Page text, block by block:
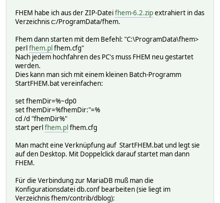
FHEM habe ich aus der ZIP-Dateifhem-6.2.zipextrahiert in das
Verzeichnis c:/ProgramData/fhem.
Fhem dann starten mit dem Befehl: "C:\ProgramData\fhem>
perlfhem.plfhem.cfg"
Nach jedem hochfahren des PC's muss FHEM neu gestartet
werden.
Dies kann man sich mit einem kleinen Batch-Programm
StartFHEM.bat vereinfachen:
set fhemDir=%~dp0
set fhemDir=%fhemDir:"=%
cd /d "fhemDir%"
start perlfhem.plfhem.cfg
Man macht eine Verknüpfung auf StartFHEM.bat und legt sie
auf den Desktop. Mit Doppelclick darauf startet man dann
FHEM.
Für die Verbindung zur MariaDB muß man die
Konfigurationsdatei db.conf bearbeiten (sie liegt im
Verzeichnis fhem/contrib/dblog):